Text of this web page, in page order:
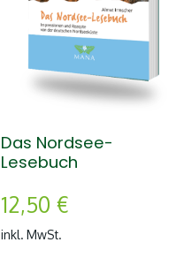
Das Nordsee-
Lesebuch
12,50 €
inkl. MwSt.